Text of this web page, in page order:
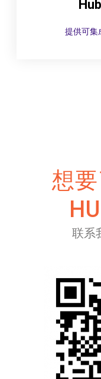
提供可集
想
联系